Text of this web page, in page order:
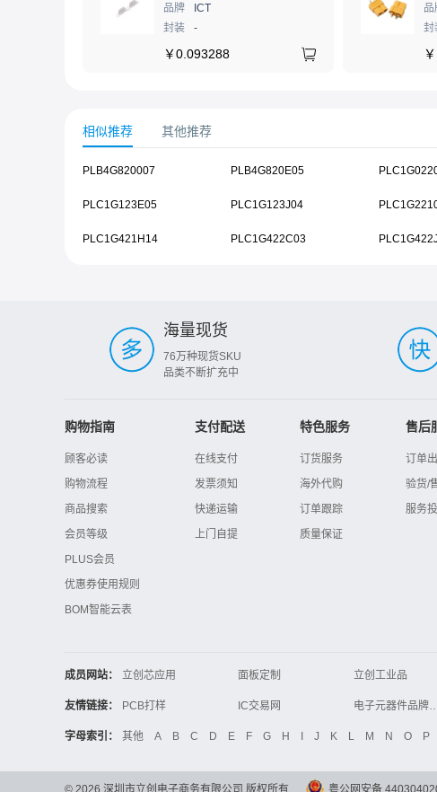
品牌
ICT
封装
-
￥0.093288
品
封
￥
相似推荐 其他推荐
PLB4G820007 PLB4G820E05
PLC1G123E05 PLC1G123J04
PLC1G421H14 PLC1G422C03
海量现货
76万种现货SKU
品类不断扩充中
购物指南
顾客必读
购物流程
商品搜索
会员等级
PLUS会员
优惠券使用规则
BOM智能云表
支付配送
在线支付
发票须知
快递运输
上门自提
特色服务
订货服务
海外代购
订单跟踪
质量保证
售后
订单
验货/
服务
成员网站： 立创芯应用 面板定制 立创工业品
立创电子设计大赛
立创开源硬件
友情链接： PCB打样 IC交易网
电子技术应用
21icsearch 电子展
字母索引： 其他 A B C D E F G H I J K L M N O P
© 2026 深圳市立创电子商务有限公司 版权所有 粤公网安备